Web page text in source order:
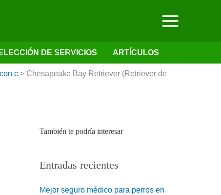
DE SERVICIOS ARTÍCULOS
c > Chesapeake Bay Retriever (Retriever de
También te podría interesar
Entradas recientes
Mejor seguro médico para perros en